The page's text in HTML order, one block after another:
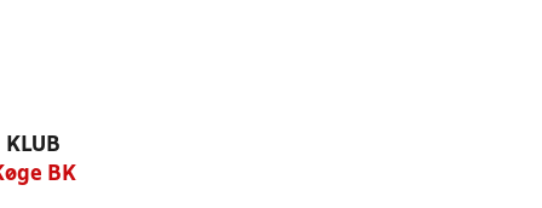
KLUB
BK